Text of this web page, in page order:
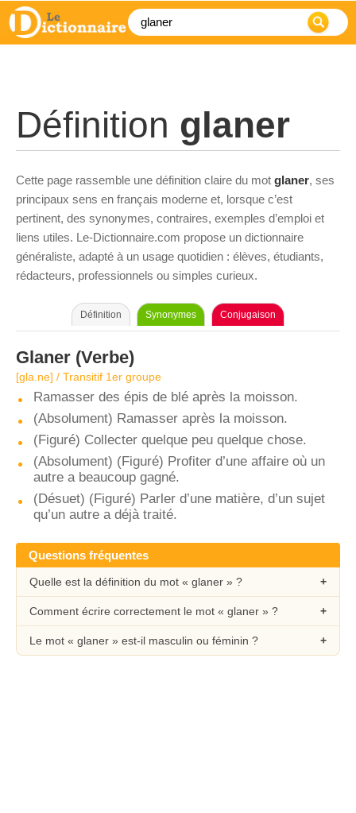
Définition glaner
Cette page rassemble une définition claire du mot glaner, ses
principaux sens en français moderne et, lorsque c’est
pertinent, des synonymes, contraires, exemples d’emploi et
liens utiles. Le-Dictionnaire.com propose un dictionnaire
généraliste, adapté à un usage quotidien : élèves, étudiants,
rédacteurs, professionnels ou simples curieux.
Définition Synonymes Conjugaison
Glaner (Verbe)
[ɡla.ne] / Transitif 1er groupe
Ramasser des épis de blé après la moisson.
(Absolument) Ramasser après la moisson.
(Figuré) Collecter quelque peu quelque chose.
(Absolument) (Figuré) Profiter d’une affaire où un
autre a beaucoup gagné.
(Désuet) (Figuré) Parler d’une matière, d’un sujet
qu’un autre a déjà traité.
Questions fréquentes
Quelle est la définition du mot « glaner » ?
Comment écrire correctement le mot « glaner » ?
Le mot « glaner » est-il masculin ou féminin ?